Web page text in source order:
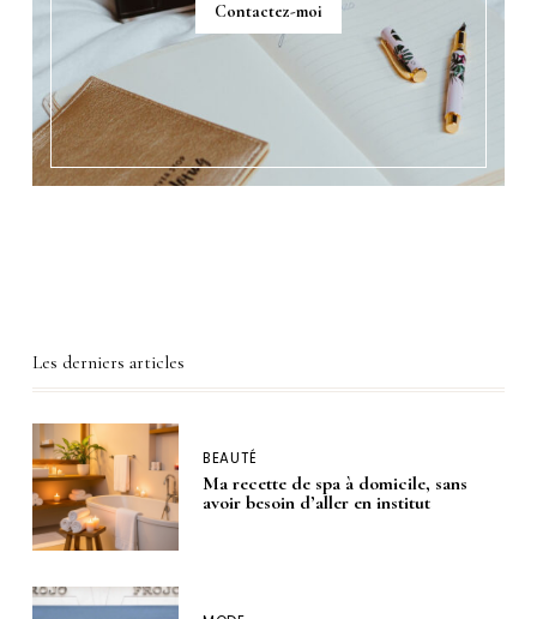
Contactez-moi
Les derniers articles
BEAUTÉ
Ma recette de spa à domicile, sans
avoir besoin d’aller en institut